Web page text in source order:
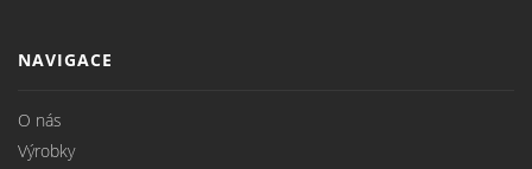
NAVIGACE
O nás
Výrobky